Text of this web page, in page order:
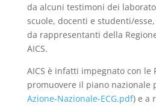
da alcuni testimoni dei
scuole, docenti e studenti/
da rappresentanti della
AICS.
AICS è infatti impegnato con le
promuovere il piano nazionale
Azione-Nazionale-ECG.pdf) e a